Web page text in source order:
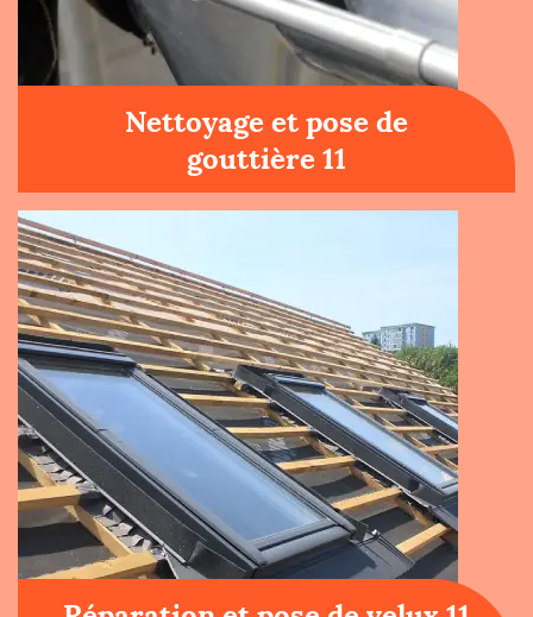
Nettoyage et pose de
gouttière 11